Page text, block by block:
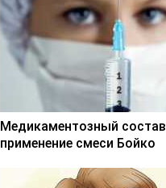
Медикаментозный
применение смеси Бойко